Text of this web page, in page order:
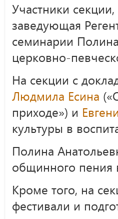
Участники
заведующая
семинарии
церковно-
На секции с
Людмила Есина
приходе») и
культуры в
Полина
общинного пения
Кроме того, на
фестивали и